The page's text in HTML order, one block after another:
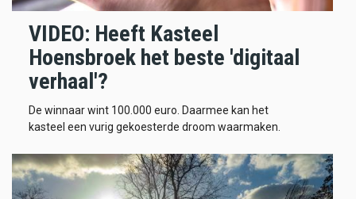
VIDEO: Heeft Kasteel
Hoensbroek het beste 'digitaal
verhaal'?
De winnaar wint 100.000 euro. Daarmee kan het
kasteel een vurig gekoesterde droom waarmaken.